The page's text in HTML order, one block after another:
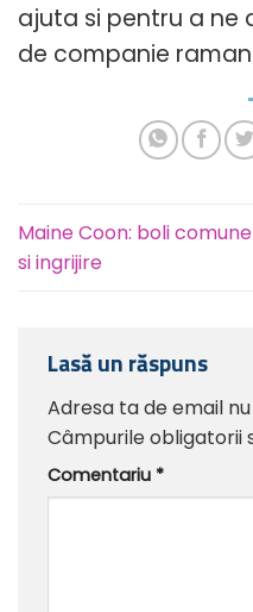
ajuta si pentru a ne
de companie
Maine Coon: boli comune
si ingrijire
Lasă un răspuns
Adresa ta de email
Câmpurile obligatorii
Comentariu *